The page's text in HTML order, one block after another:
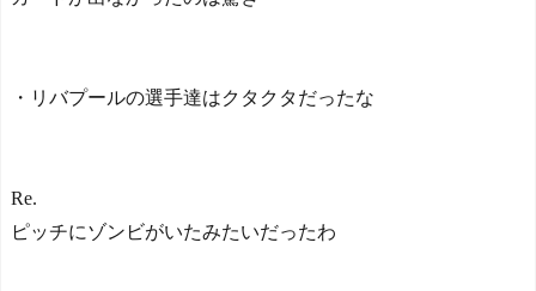
・リバプールの選手達はクタクタだったな
Re.
ピッチにゾンビがいたみたいだったわ